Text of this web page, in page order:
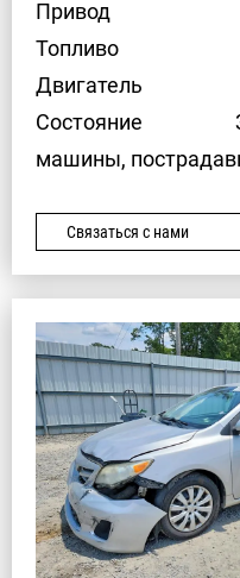
Привод
Топливо
Двигатель
Состояние
машины,
Связаться с нами